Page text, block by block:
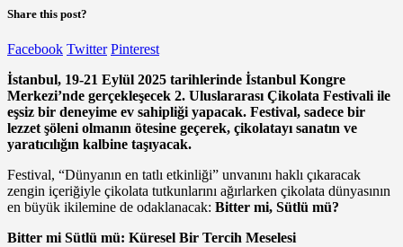
Share this post?
Facebook Twitter Pinterest
İstanbul, 19-21 Eylül 2025 tarihlerinde İstanbul Kongre
Merkezi’nde gerçekleşecek 2. Uluslararası Çikolata Festivali ile
eşsiz bir deneyime ev sahipliği yapacak. Festival, sadece bir
lezzet şöleni olmanın ötesine geçerek, çikolatayı sanatın ve
yaratıcılığın kalbine taşıyacak.
Festival, “Dünyanın en tatlı etkinliği” unvanını haklı çıkaracak
zengin içeriğiyle çikolata tutkunlarını ağırlarken çikolata dünyasının
en büyük ikilemine de odaklanacak: Bitter mi, Sütlü mü?
Bitter mi Sütlü mü: Küresel Bir Tercih Meselesi